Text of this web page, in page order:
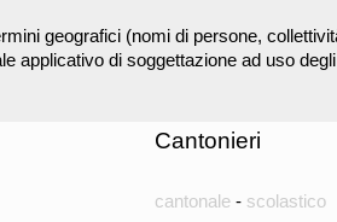
geografici (nomi di persone,
applicativo di soggettazione ad uso
Cantonieri
cantonale - scolastico